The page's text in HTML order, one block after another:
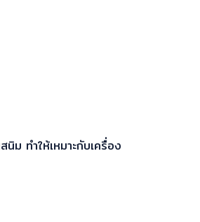
ม ทำให้เหมาะกับเครื่อง